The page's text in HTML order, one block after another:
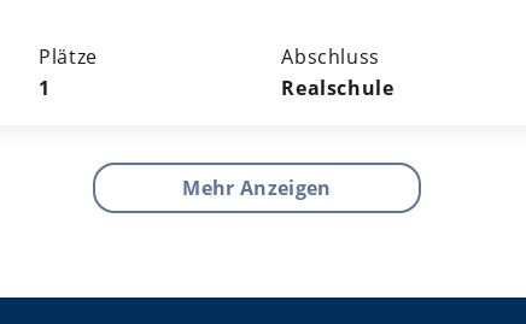
Plätze
1
Abschluss
Realschule
Mehr Anzeigen